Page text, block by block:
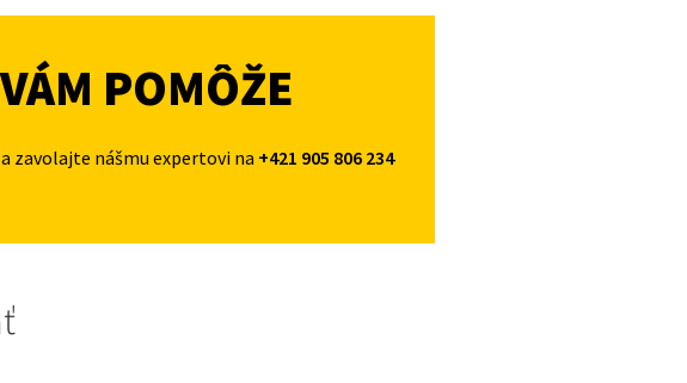
POMÔŽE
zavolajte nášmu expertovi na +421 905 806 234